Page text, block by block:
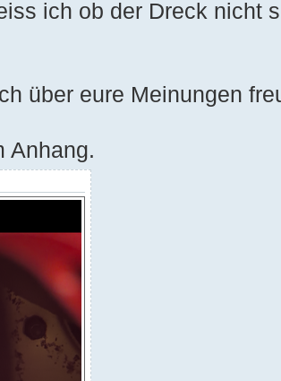
ich ob der Dreck nicht
über eure Meinungen
Anhang.